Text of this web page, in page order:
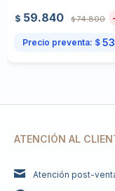
$ 59.840 $74.800
Precio preventa: $
ATENCIÓN AL
Atención post-